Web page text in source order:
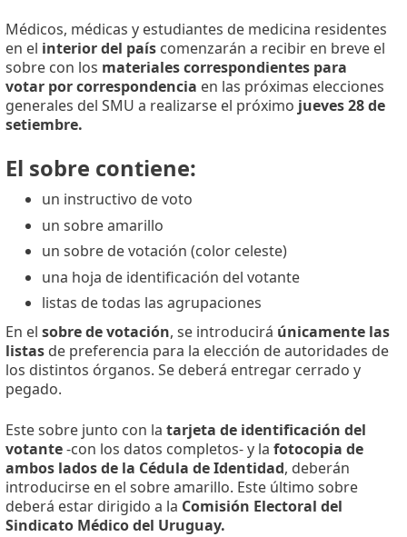
Médicos, médicas y estudiantes de medicina residentes
en el interior del país comenzarán a recibir en breve el
sobre con los materiales correspondientes para
votar por correspondencia en las próximas elecciones
generales del SMU a realizarse el próximo jueves 28 de
setiembre.
El sobre contiene:
un instructivo de voto
un sobre amarillo
un sobre de votación (color celeste)
una hoja de identificación del votante
listas de todas las agrupaciones
En el sobre de votación, se introducirá únicamente las
listas de preferencia para la elección de autoridades de
los distintos órganos. Se deberá entregar cerrado y
pegado.
Este sobre junto con la tarjeta de identificación del
votante-con los datos completos- y la fotocopia de
ambos lados de la Cédula de Identidad, deberán
introducirse en el sobre amarillo. Este último sobre
deberá estar dirigido a la Comisión Electoral del
Sindicato Médico del Uruguay.